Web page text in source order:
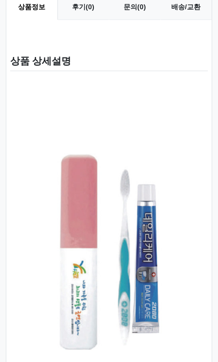
상품정보 후기(0) 문의(0) 배송/교환
상품 상세설명